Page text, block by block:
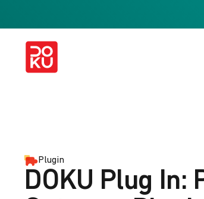
Plugin
DOKU Plug In: